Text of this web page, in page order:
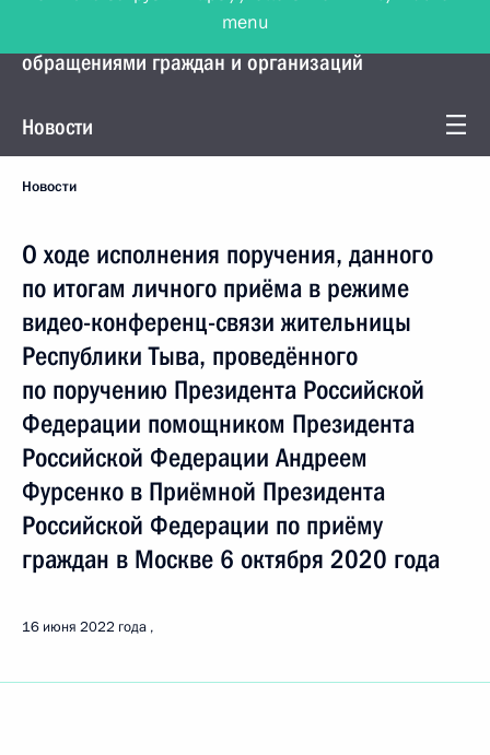
Управление Президента по работе с
обращениями граждан и организаций
Новости
Новости
О ходе исполнения поручения, данного
по итогам личного приёма в режиме
видео-конференц-связи жительницы
Республики Тыва, проведённого
по поручению Президента Российской
Федерации помощником Президента
Российской Федерации Андреем
Фурсенко в Приёмной Президента
Российской Федерации по приёму
граждан в Москве 6 октября 2020 года
16 июня 2022 года
menu